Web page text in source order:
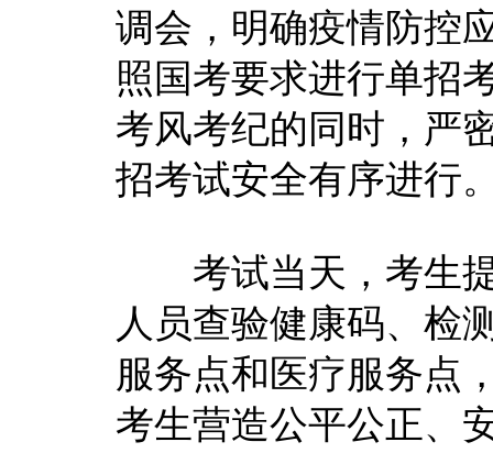
调会，明确疫情防控
照国考要求进行单招
考风考纪的同时，严
招考试安全有序进行
考试当天，考生提
人员查验健康码、检
服务点和医疗服务点
考生营造公平公正、